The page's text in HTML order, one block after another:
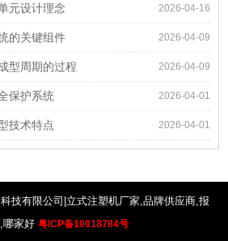
2026-04-16
元设计理念
2026-04-09
的关键组件
2026-04-09
型周期的过程
2026-04-01
保护系统
2026-04-01
技术特点
技有限公司|立式注塑机厂家,品牌供应商,报
哪家好 粤ICP备10018784号